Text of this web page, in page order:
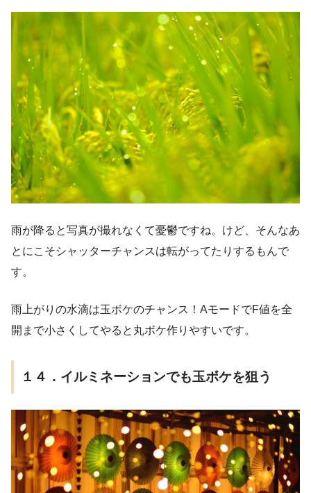
雨が降ると写真が撮れなくて憂鬱ですね。けど、そんなあ
とにこそシャッターチャンスは転がってたりするもんで
す。
雨上がりの水滴は玉ボケのチャンス！AモードでF値を全
開まで小さくしてやると丸ボケ作りやすいです。
１４．イルミネーションでも玉ボケを狙う